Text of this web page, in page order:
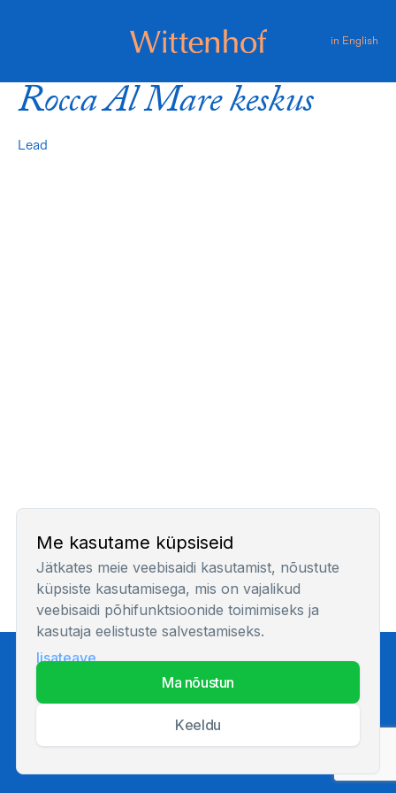
Me kasutame küpsiseid
Jätkates meie veebisaidi kasutamist, nõustute
küpsiste kasutamisega, mis on vajalikud
veebisaidi põhifunktsioonide toimimiseks ja
kasutaja eelistuste salvestamiseks.
lisateave
ma nõustun
keeldu
in English
Rocca Al Mare keskus
Lead
© 2026 Kõik õigused kaitstud.